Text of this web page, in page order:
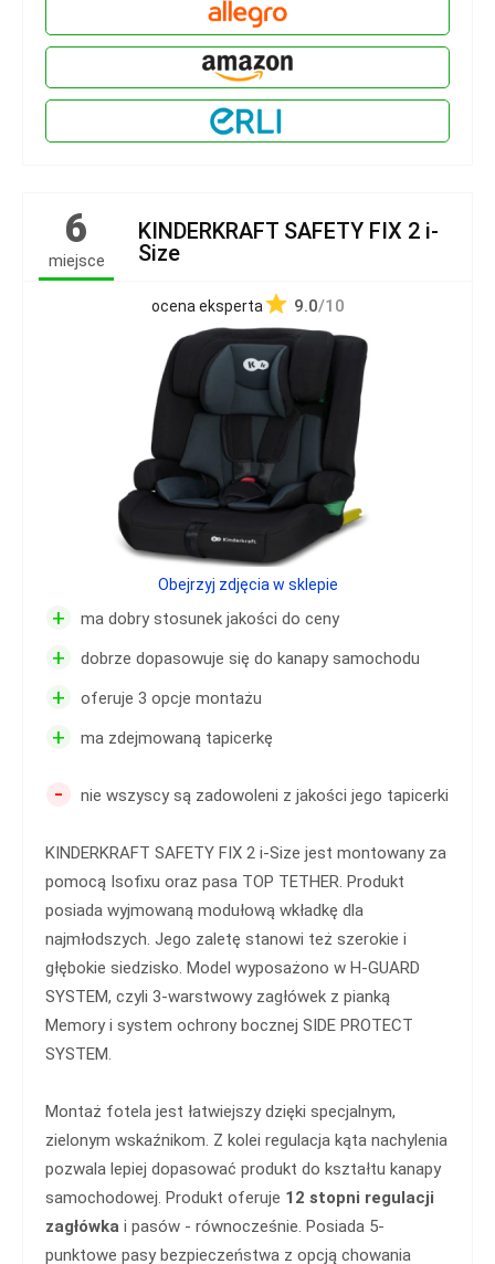
6
miejsce
KINDERKRAFT SAFETY FIX 2 i-
Size
ocena eksperta 9.0/10
+ ma dobry stosunek jakości do ceny
+ dobrze dopasowuje się do kanapy samochodu
+ oferuje 3 opcje montażu
+ ma zdejmowaną tapicerkę
- nie wszyscy są zadowoleni z jakości jego tapicerki
KINDERKRAFT SAFETY FIX 2 i-Size jest montowany za
pomocą Isofixu oraz pasa TOP TETHER. Produkt
posiada wyjmowaną modułową wkładkę dla
najmłodszych. Jego zaletę stanowi też szerokie i
głębokie siedzisko. Model wyposażono w H-GUARD
SYSTEM, czyli 3-warstwowy zagłówek z pianką
Memory i system ochrony bocznej SIDE PROTECT
SYSTEM.
Montaż fotela jest łatwiejszy dzięki specjalnym,
zielonym wskaźnikom. Z kolei regulacja kąta nachylenia
pozwala lepiej dopasować produkt do kształtu kanapy
samochodowej. Produkt oferuje 12 stopni regulacji
zagłówka i pasów - równocześnie. Posiada 5-
punktowe pasy bezpieczeństwa z opcją chowania
Obejrzyj zdjęcia w sklepie